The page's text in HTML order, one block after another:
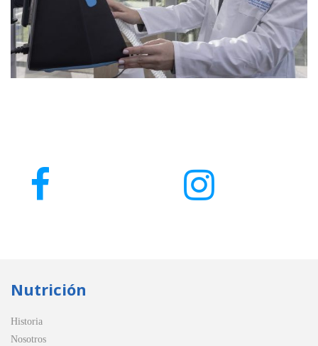
Nutrición
Historia
Nosotros